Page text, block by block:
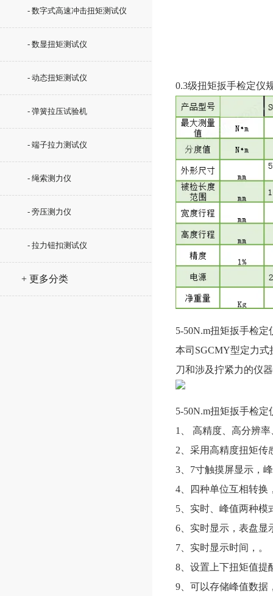
- 数字式高速冲击扭矩测试仪
- 数显扭矩测试仪
- 动态扭矩测试仪
- 弹簧拉压试验机
- 端子拉力测试仪
- 绳索测力仪
- 旁压测力仪
- 拉力钮扣测试仪
+ 更多分类
0.3级扭矩扳手检定仪
5-50N.m扭矩扳手检定
本司SGCMY型定力
刀和涉及拧紧力的仪
5-50N.m扭矩扳手检定
1、 高精度、高分辨
2、采用高精度扭矩传
3、7寸触摸屏显示，
4、四种单位互相转换
5、实时、峰值两种模
6、实时显示，表盘显
7、实时显示时间，。
8、设置上下扭矩值提
9、可以存储峰值数据